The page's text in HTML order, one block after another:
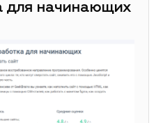
для начинающих